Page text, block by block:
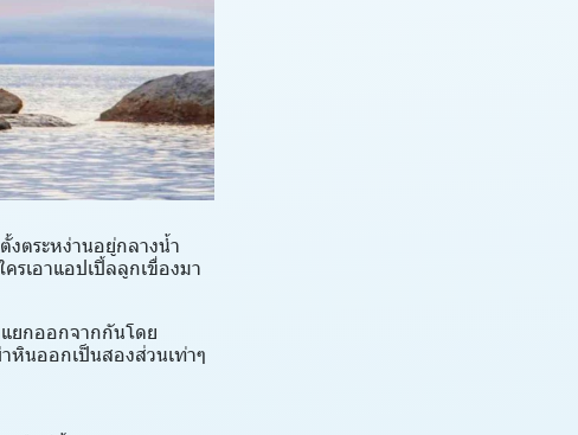
ตระหง่านอยู่กลางน้ำ
รเอาแอปเปิ้ลลูกเขื่องมา
ยกออกจากกันโดย
หินออกเป็นสองส่วนเท่าๆ